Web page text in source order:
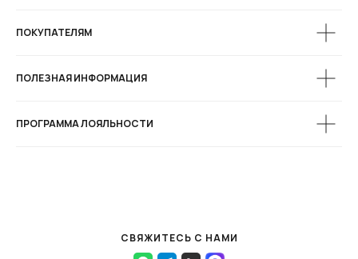
ПОКУПАТЕЛЯМ
ПОЛЕЗНАЯ ИНФОРМАЦИЯ
ПРОГРАММА ЛОЯЛЬНОСТИ
СВЯЖИТЕСЬ С НАМИ